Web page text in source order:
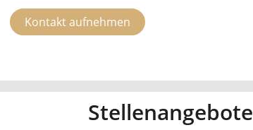
Kontakt aufnehmen
Stellenangebote